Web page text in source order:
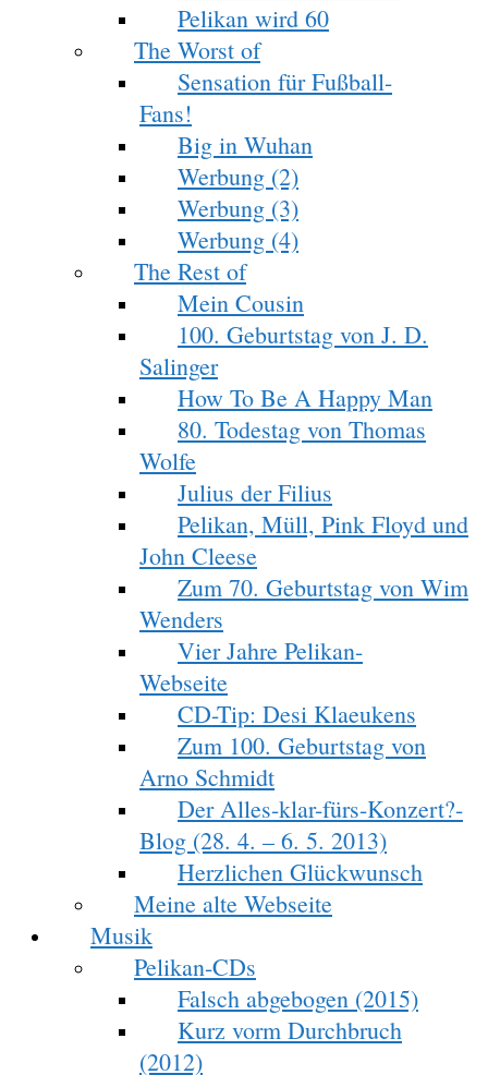
Pelikan wird 60
The Worst of
Sensation für Fußball-
Fans!
Big in Wuhan
Werbung (2)
Werbung (3)
Werbung (4)
The Rest of
Mein Cousin
100. Geburtstag von J. D.
Salinger
How To Be A Happy Man
80. Todestag von Thomas
Wolfe
Julius der Filius
Pelikan, Müll, Pink Floyd und
John Cleese
Zum 70. Geburtstag von Wim
Wenders
Vier Jahre Pelikan-
Webseite
CD-Tip: Desi Klaeukens
Zum 100. Geburtstag von
Arno Schmidt
Der Alles-klar-fürs-Konzert?-
Blog (28. 4. – 6. 5. 2013)
Herzlichen Glückwunsch
Meine alte Webseite
Musik
Pelikan-CDs
Falsch abgebogen (2015)
Kurz vorm Durchbruch
(2012)